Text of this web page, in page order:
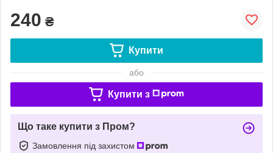
240 ₴
Купити
або
Купити з
Що таке купити з Пром?
Замовлення під захистом